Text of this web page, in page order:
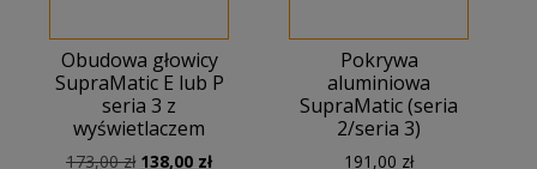
Obudowa głowicy
SupraMatic E lub P
seria 3 z
wyświetlaczem
173,00zł Pierwotna
138,00 złAktualna
Pokrywa
aluminiowa
SupraMatic (seria
2/seria 3)
191,00 zł